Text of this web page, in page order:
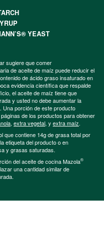
YEAST
sugiere que comer
de aceite de maíz puede reducir el
de ácido graso insaturado en
evidencia científica que respalde
el aceite de maíz tiene que
y usted no debe aumentar la
Una porción de este producto
de los productos para obtener
, extra vegetal, y extra maíz.
que contiene 14g de grasa total por
etiqueta del producto o en
y grasas saturadas.
del aceite de cocina Mazola®
una cantidad similar de